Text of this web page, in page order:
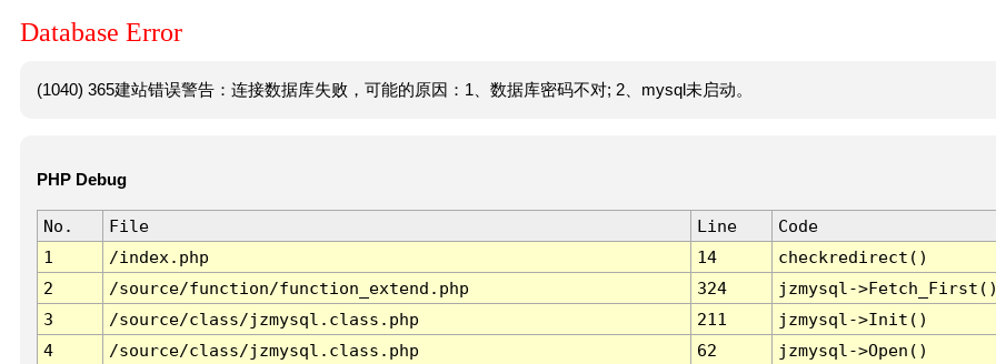
Database Error
(1040) 365建站错误警告：连接数据库失败，可能的原因：1、数据库密码不对; 2、mysql未启动。
PHP Debug
No. File Line
Code
1
/index.php 14
checkredirect()
2
/source/function/function_extend.php 324
jzmysql-
3
/source/class/jzmysql.class.php 211
jzmysql->Init()
4
/source/class/jzmysql.class.php 62
jzmysql->Open()